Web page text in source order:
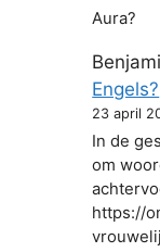
Aura?
Engels?
23 april
In de
om
https://